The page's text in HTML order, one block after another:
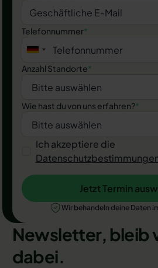
Telefonnummer*
Anzahl Standorte*
Wie hast du von uns erfahren?*
Ich akzeptiere die
Jetzt Termin auswählen
Jetzt Termin
Wir behandeln deine Daten
Newsletter, bleib
dabei.